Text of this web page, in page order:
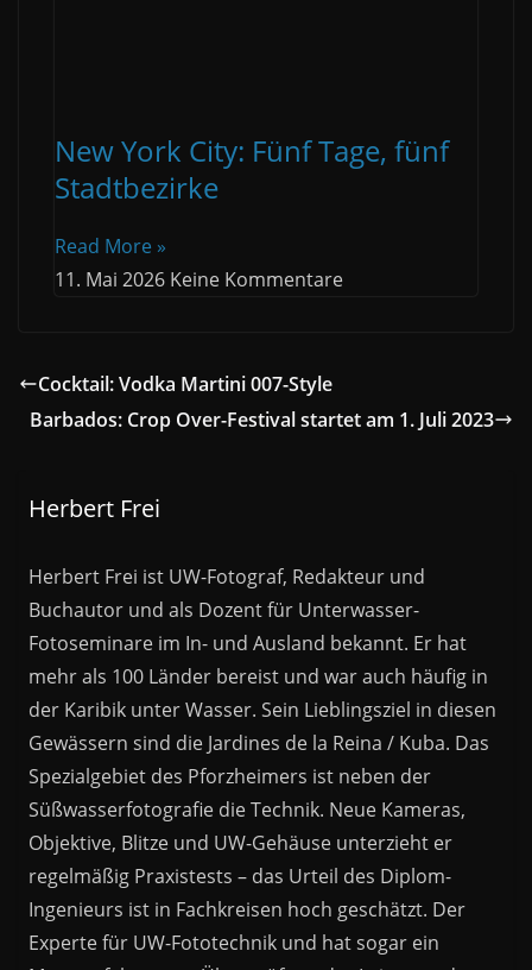
New York City: Fünf Tage, fünf
Stadtbezirke
Read More »
11. Mai 2026 Keine Kommentare
Cocktail: Vodka Martini 007-Style
Barbados: Crop Over-Festival startet am 1. Juli 2023
Herbert Frei
Herbert Frei ist UW-Fotograf, Redakteur und
Buchautor und als Dozent für Unterwasser-
Fotoseminare im In- und Ausland bekannt. Er hat
mehr als 100 Länder bereist und war auch häufig in
der Karibik unter Wasser. Sein Lieblingsziel in diesen
Gewässern sind die Jardines de la Reina / Kuba. Das
Spezialgebiet des Pforzheimers ist neben der
Süßwasserfotografie die Technik. Neue Kameras,
Objektive, Blitze und UW-Gehäuse unterzieht er
regelmäßig Praxistests – das Urteil des Diplom-
Ingenieurs ist in Fachkreisen hoch geschätzt. Der
Experte für UW-Fototechnik und hat sogar ein